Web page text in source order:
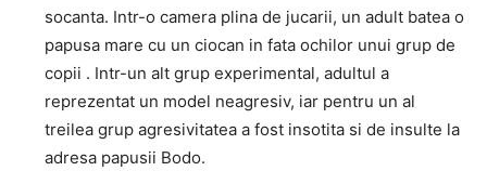
socanta. Intr-o camera plina de jucarii, un adult batea o
papusa mare cu un ciocan in fata ochilor unui grup de
copii . Intr-un alt grup experimental, adultul a
reprezentat un model neagresiv, iar pentru un al
treilea grup agresivitatea a fost insotita si de insulte la
adresa papusii Bodo.